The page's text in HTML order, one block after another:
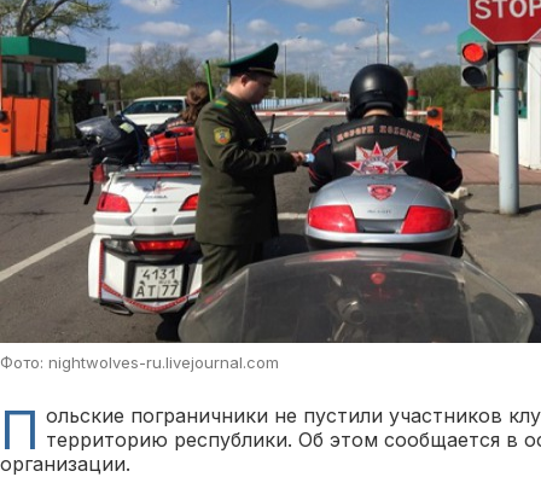
Фото: nightwolves-ru.livejournal.com
П ольские пограничники не пустили участников
территорию республики. Об этом сообщается в
организации.